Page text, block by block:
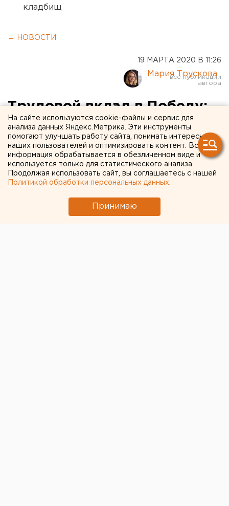
кладбищ
← НОВОСТИ
19 МАРТА 2020 В 11:26
Мария Трускова
Трудовой вклад в Победу:
ветераны Уралмашзавода
стали героями
федерального проекта
«Дети войны»
На сайте используются cookie-файлы и сервис для
анализа данных Яндекс.Метрика. Эти инструменты
помогают улучшать работу сайта, понимать интересы
наших пользователей и оптимизировать контент. Вся
информация обрабатывается в обезличенном виде и
используется только для статистического анализа.
Продолжая использовать сайт, вы соглашаетесь с нашей
Политикой обработки персональных данных
Принимаю